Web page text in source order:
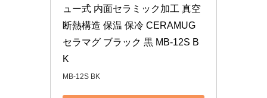
ュー式 内面セラミック加工 真空
断熱構造 保温 保冷 CERAMUG
セラマグ ブラック 黒 MB-12S B
K
MB-12S BK